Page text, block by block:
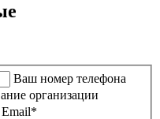
Ваш номер телефона
организации